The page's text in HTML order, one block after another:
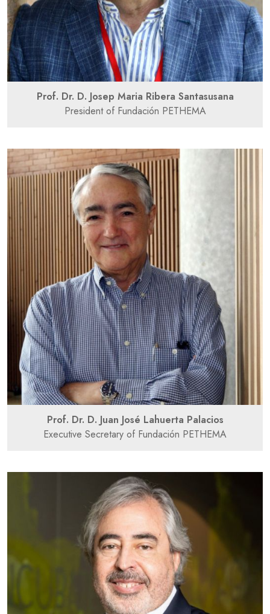
Prof. Dr. D. Josep Maria Ribera Santasusana
President of Fundación PETHEMA
Prof. Dr. D. Juan José Lahuerta Palacios
Executive Secretary of Fundación PETHEMA